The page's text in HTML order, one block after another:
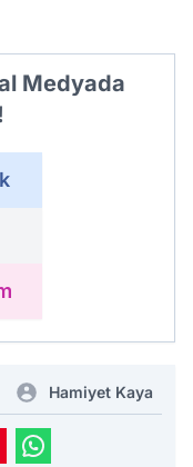
Medyada
Hamiyet Kaya